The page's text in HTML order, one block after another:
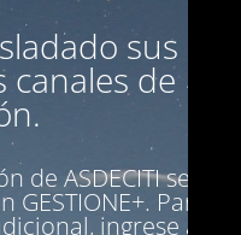
sus
canales de
ASDECITI se ha
GESTIONE+. Para
ingrese a la